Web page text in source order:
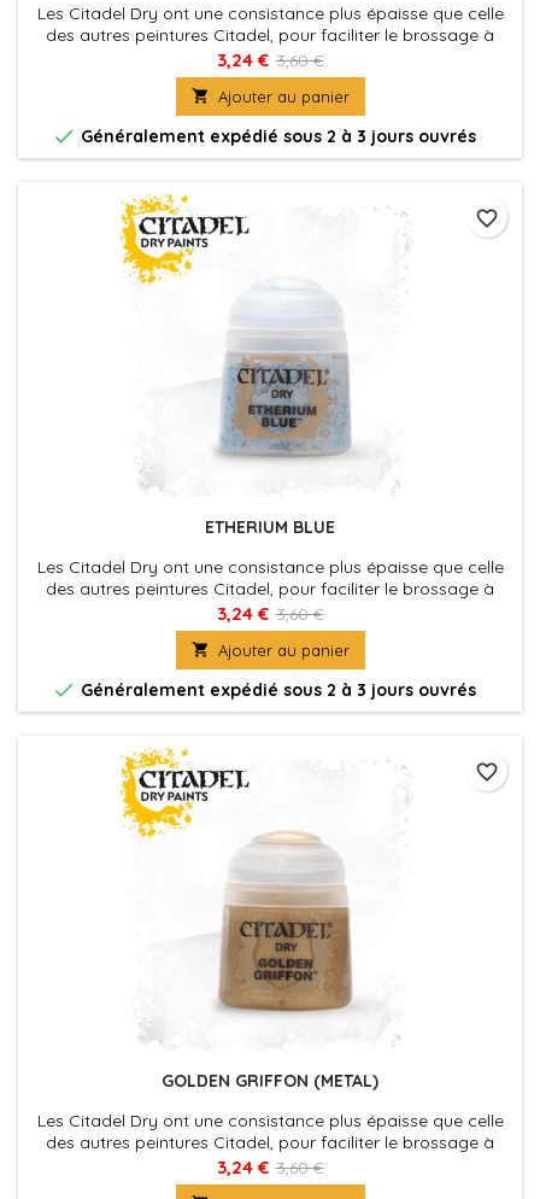
Les Citadel Dry ont une consistance plus épaisse que celle
des autres peintures Citadel, pour faciliter le brossage à
sec, qui est une technique commode pour faire ressortir les
détails d'une figurine, ou pour appliquer les éclaircissements
vite et facilement.
3,24 € 3,60 €
 Ajouter au panier
 Généralement expédié sous 2 à 3 jours ouvrés
ETHERIUM BLUE
Les Citadel Dry ont une consistance plus épaisse que celle
des autres peintures Citadel, pour faciliter le brossage à
sec, qui est une technique commode pour faire ressortir les
détails d'une figurine, ou pour appliquer les éclaircissements
vite et facilement.
3,24 € 3,60 €
 Ajouter au panier
 Généralement expédié sous 2 à 3 jours ouvrés
favorite_border
GOLDEN GRIFFON (METAL)
Les Citadel Dry ont une consistance plus épaisse que celle
des autres peintures Citadel, pour faciliter le brossage à
sec, qui est une technique commode pour faire ressortir les
détails d'une figurine, ou pour appliquer les éclaircissements
3,24 € 3,60 €
favorite_border